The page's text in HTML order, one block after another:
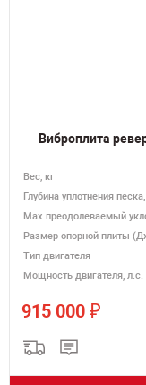
Виброплита
Вес, кг
Глубина уплотнения
Max преодолеваемый
Размер опорной плиты
Тип двигателя
Мощность двигателя, л.с.
915 000 ₽